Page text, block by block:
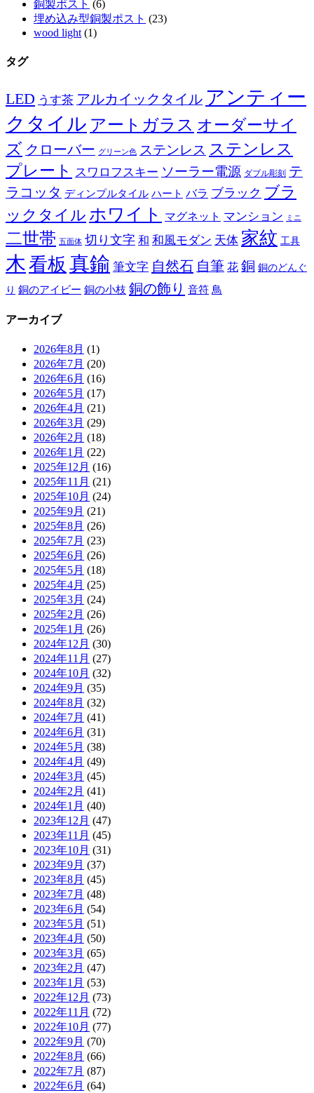
銅製ポスト (6)
埋め込み型銅製ポスト (23)
wood light (1)
タグ
LED うす茶 アルカイックタイル アンティー
クタイル アートガラス オーダーサイ
ズ クローバー グリーン色 ステンレス ステンレス
プレート スワロフスキー ソーラー電源 ダブル彫刻 テ
ラコッタ ディンプルタイル ハート バラ ブラック ブラ
ックタイル ホワイト マグネット マンション ミニ
二世帯 五面体 切り文字 和 和風モダン 天体 家紋 工具
木看板 真鍮 筆文字 自然石 自筆 花 銅 銅のどんぐ
り 銅のアイビー 銅の小枝 銅の飾り 音符 鳥
アーカイブ
2026年8月 (1)
2026年7月 (20)
2026年6月 (16)
2026年5月 (17)
2026年4月 (21)
2026年3月 (29)
2026年2月 (18)
2026年1月 (22)
2025年12月 (16)
2025年11月 (21)
2025年10月 (24)
2025年9月 (21)
2025年8月 (26)
2025年7月 (23)
2025年6月 (26)
2025年5月 (18)
2025年4月 (25)
2025年3月 (24)
2025年2月 (26)
2025年1月 (26)
2024年12月 (30)
2024年11月 (27)
2024年10月 (32)
2024年9月 (35)
2024年8月 (32)
2024年7月 (41)
2024年6月 (31)
2024年5月 (38)
2024年4月 (49)
2024年3月 (45)
2024年2月 (41)
2024年1月 (40)
2023年12月 (47)
2023年11月 (45)
2023年10月 (31)
2023年9月 (37)
2023年8月 (45)
2023年7月 (48)
2023年6月 (54)
2023年5月 (51)
2023年4月 (50)
2023年3月 (65)
2023年2月 (47)
2023年1月 (53)
2022年12月 (73)
2022年11月 (72)
2022年10月 (77)
2022年9月 (70)
2022年8月 (66)
2022年7月 (87)
2022年6月 (64)